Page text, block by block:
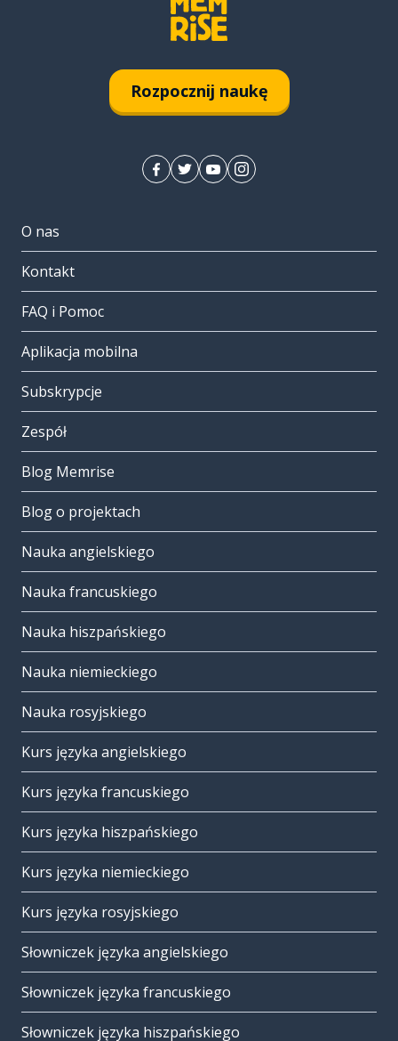
Rozpocznij naukę
O nas
Kontakt
FAQ i Pomoc
Aplikacja mobilna
Subskrypcje
Zespół
Blog Memrise
Blog o projektach
Nauka angielskiego
Nauka francuskiego
Nauka hiszpańskiego
Nauka niemieckiego
Nauka rosyjskiego
Kurs języka angielskiego
Kurs języka francuskiego
Kurs języka hiszpańskiego
Kurs języka niemieckiego
Kurs języka rosyjskiego
Słowniczek języka angielskiego
Słowniczek języka francuskiego
Słowniczek języka hiszpańskiego